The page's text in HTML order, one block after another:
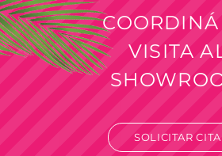
COORDINÁ
VISITA
SOLICITAR CITA